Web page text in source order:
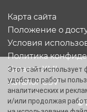
©
Карта сайта
Положение о
Условия
Политика
Каталог XML
Каталог CSV
Этот сайт использует
удобство работы
аналитических и
и/или продолжая